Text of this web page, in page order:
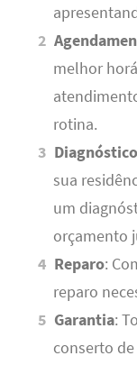
melhor
rotina.
Diagnóstico
sua
um
orçamento
Reparo:
reparo
Garantia:
conserto